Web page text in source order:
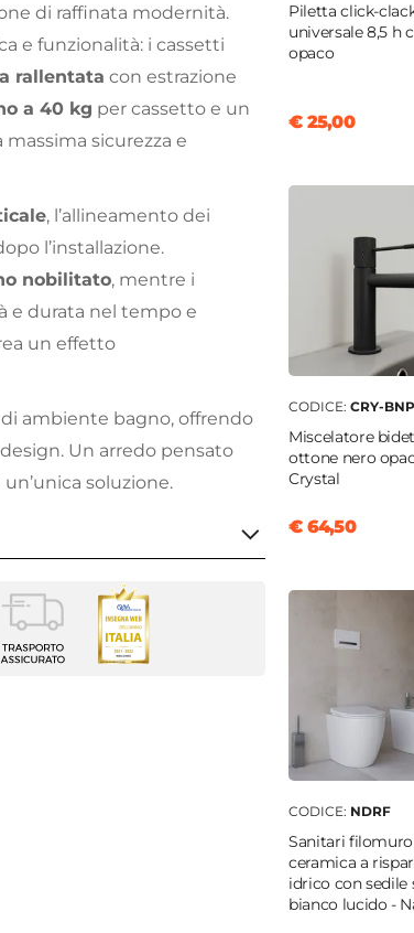
di raffinata modernità.
e funzionalità: i cassetti
rallentata con estrazione
a 40 kg per cassetto e un
sicurezza e
, l’allineamento dei
l’installazione.
nobilitato, mentre i
e durata nel tempo e
un effetto
ambiente bagno, offrendo
Un arredo pensato
soluzione.
cm
cm
Piletta click-
universale 8,5 h
opaco
€ 25,00
CODICE: CRY-BNP
Miscelatore
ottone nero
Crystal
€ 64,50
CODICE: NDRF
Sanitari
ceramica a
idrico con sedile
bianco lucido -